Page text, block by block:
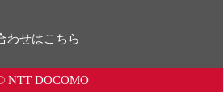
わせはこちら
NTT DOCOMO